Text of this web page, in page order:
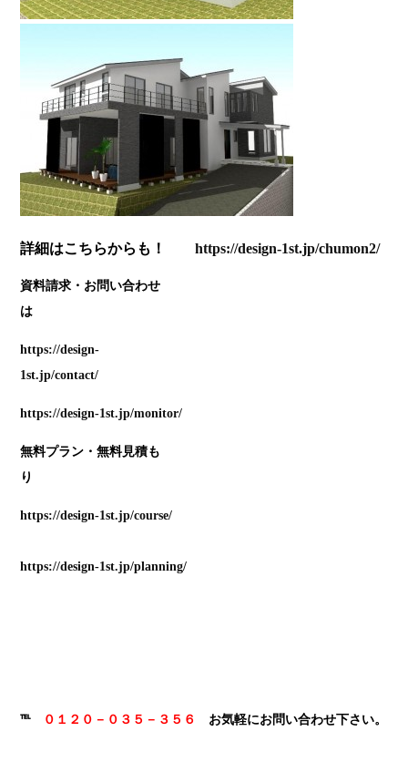
詳細はこちらからも！https://design-1st.jp/chumon2/
資料請求・お問い合わせ
https://design-
1st.jp/contact/
https://design-1st.jp/monitor/
無料プラン・無料見積も
https://design-1st.jp/course/
https://design-1st.jp/planning/
℡ ０１２０－０３５－３５６ お気軽にお問い合わせ下さい。